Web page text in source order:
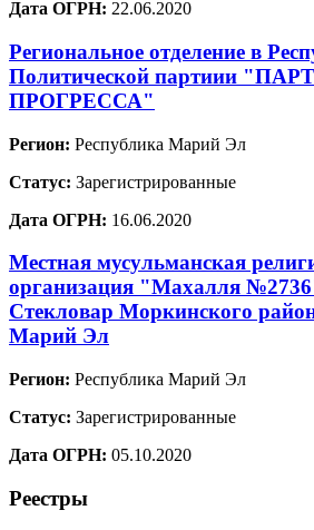
Дата ОГРН: 22.06.2020
Региональное отделение в
Политической партиии
ПРОГРЕССА"
Регион: Республика Марий Эл
Статус: Зарегистрированные
Дата ОГРН: 16.06.2020
Местная мусульманская
организация "Махалля
Стекловар Моркинского
Марий Эл
Регион: Республика Марий Эл
Статус: Зарегистрированные
Дата ОГРН: 05.10.2020
Реестры